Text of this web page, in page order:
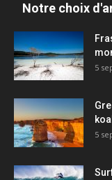
Notre choix
5
5